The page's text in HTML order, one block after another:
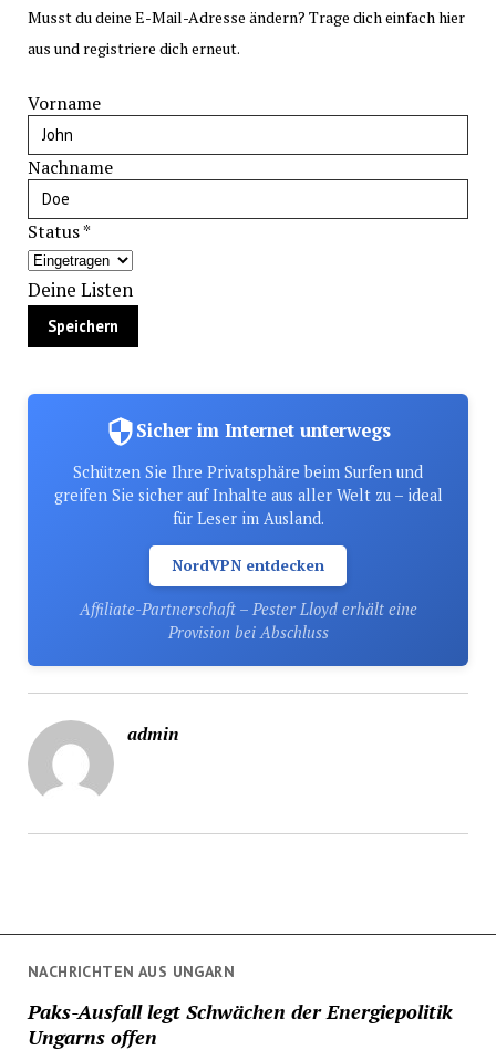
NACHRICHTEN AUS UNGARN
Paks-Ausfall legt Schwächen der Energiepolitik
Ungarns offen
Musst du deine E-Mail-Adresse ändern? Trage dich einfach hier
aus und registriere dich erneut.
Vorname
Nachname
Status*
Deine Listen
Sicher im Internet unterwegs
Schützen Sie Ihre Privatsphäre beim Surfen und
greifen Sie sicher auf Inhalte aus aller Welt zu – ideal
für Leser im Ausland.
NordVPN entdecken
Affiliate-Partnerschaft – Pester Lloyd erhält eine
Provision bei Abschluss
admin